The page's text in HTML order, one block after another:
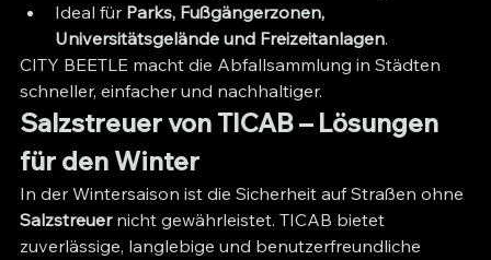
Ideal für Parks, Fußgängerzonen,
Universitätsgelände und Freizeitanlagen.
CITY BEETLE macht die Abfallsammlung in Städten
schneller, einfacher und nachhaltiger.
Salzstreuer von TICAB – Lösungen
für den Winter
In der Wintersaison ist die Sicherheit auf Straßen ohne
Salzstreuer nicht gewährleistet. TICAB bietet
zuverlässige, langlebige und benutzerfreundliche